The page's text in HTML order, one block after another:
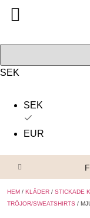
SEK
SEK
EUR
HEM / KLÄDER / STICKADE
TRÖJOR/SWEATSHIRTS /
Alla
Om oss